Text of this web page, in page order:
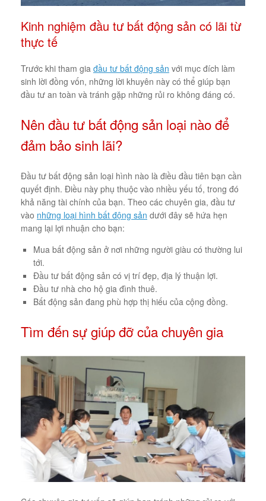
Kinh nghiệm đầu tư bất động sản có lãi từ
thực tế
Trước khi tham gia đầu tư bất động sản với mục đích làm
sinh lời đồng vốn, những lời khuyên này có thể giúp bạn
đầu tư an toàn và tránh gặp những rủi ro không đáng có.
Nên đầu tư bất động sản loại nào để
đảm bảo sinh lãi?
Đầu tư bất động sản loại hình nào là điều đầu tiên bạn cần
quyết định. Điều này phụ thuộc vào nhiều yếu tố, trong đó
khả năng tài chính của bạn. Theo các chuyên gia, đầu tư
vào những loại hình bất động sản dưới đây sẽ hứa hẹn
mang lại lợi nhuận cho bạn:
Mua bất động sản ở nơi những người giàu có thường lui
tới.
Đầu tư bất động sản có vị trí đẹp, địa lý thuận lợi.
Đầu tư nhà cho hộ gia đình thuê.
Bất động sản đang phù hợp thị hiếu của cộng đồng.
Tìm đến sự giúp đỡ của chuyên gia